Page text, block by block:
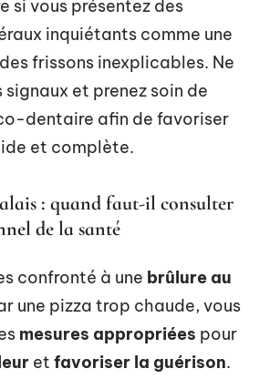
si vous présentez des
inquiétants comme une
frissons inexplicables. Ne
et prenez soin de
dentaire afin de favoriser
et complète.
: quand faut-il consulter
de la santé
confronté à une brûlure au
une pizza trop chaude, vous
mesures appropriées pour
et favoriser la guérison.